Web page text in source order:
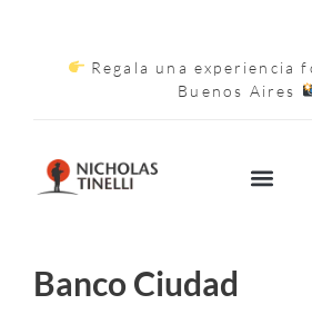
Regala una experiencia
Buenos Aires
Banco Ciudad